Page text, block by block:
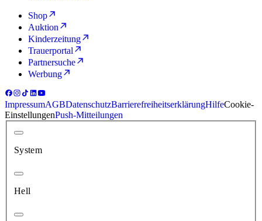
Shop
Auktion
Kinderzeitung
Trauerportal
Partnersuche
Werbung
ImpressumAGBDatenschutzBarrierefreiheitserklärungHilfeCookie-
EinstellungenPush-Mitteilungen
System
Hell